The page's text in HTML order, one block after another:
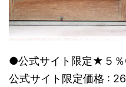
●公式サイト限定★５％
公式サイト限定価格 :